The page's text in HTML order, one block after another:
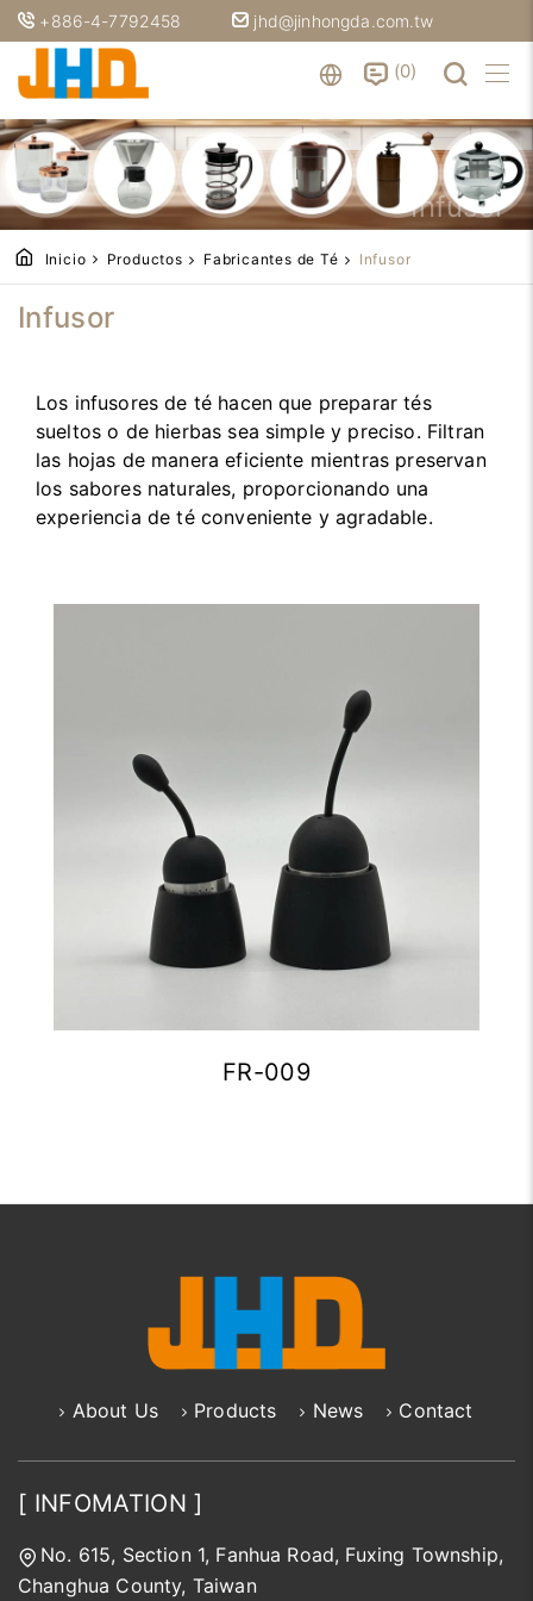
+886-4-7792458 jhd@jinhongda.com.tw
0
Infusor
Inicio Productos Fabricantes de Té Infusor
Infusor
Los infusores de té hacen que preparar tés
sueltos o de hierbas sea simple y preciso. Filtran
las hojas de manera eficiente mientras preservan
los sabores naturales, proporcionando una
experiencia de té conveniente y agradable.
FR-009
About Us Products News Contact
[ INFOMATION ]
No. 615, Section 1, Fanhua Road, Fuxing Township,
Changhua County, Taiwan